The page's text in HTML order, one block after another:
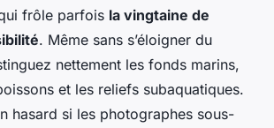
frôle parfois la vingtaine de
. Même sans s’éloigner du
nettement les fonds marins,
et les reliefs subaquatiques.
hasard si les photographes sous-